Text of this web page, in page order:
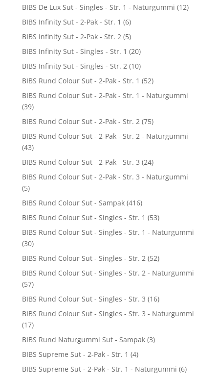
BIBS De Lux Sut - Singles - Str. 1 - Naturgummi (12)
BIBS Infinity Sut - 2-Pak - Str. 1 (6)
BIBS Infinity Sut - 2-Pak - Str. 2 (5)
BIBS Infinity Sut - Singles - Str. 1 (20)
BIBS Infinity Sut - Singles - Str. 2 (10)
BIBS Rund Colour Sut - 2-Pak - Str. 1 (52)
BIBS Rund Colour Sut - 2-Pak - Str. 1 - Naturgummi
(39)
BIBS Rund Colour Sut - 2-Pak - Str. 2 (75)
BIBS Rund Colour Sut - 2-Pak - Str. 2 - Naturgummi
(43)
BIBS Rund Colour Sut - 2-Pak - Str. 3 (24)
BIBS Rund Colour Sut - 2-Pak - Str. 3 - Naturgummi
(5)
BIBS Rund Colour Sut - Sampak (416)
BIBS Rund Colour Sut - Singles - Str. 1 (53)
BIBS Rund Colour Sut - Singles - Str. 1 - Naturgummi
(30)
BIBS Rund Colour Sut - Singles - Str. 2 (52)
BIBS Rund Colour Sut - Singles - Str. 2 - Naturgummi
(57)
BIBS Rund Colour Sut - Singles - Str. 3 (16)
BIBS Rund Colour Sut - Singles - Str. 3 - Naturgummi
(17)
BIBS Rund Naturgummi Sut - Sampak (3)
BIBS Supreme Sut - 2-Pak - Str. 1 (4)
BIBS Supreme Sut - 2-Pak - Str. 1 - Naturgummi (6)